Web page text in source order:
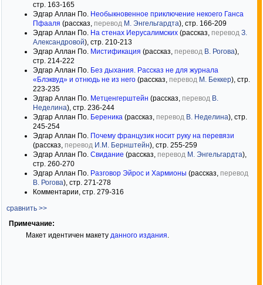
стр. 163-165
Эдгар Аллан По. Необыкновенное приключение некоего Ганса
Пфааля (рассказ, перевод М. Энгельгардта), стр. 166-209
Эдгар Аллан По. На стенах Иерусалимских (рассказ, перевод З.
Александровой), стр. 210-213
Эдгар Аллан По. Мистификация (рассказ, перевод В. Рогова),
стр. 214-222
Эдгар Аллан По. Без дыхания. Рассказ не для журнала
«Блэквуд» и отнюдь не из него (рассказ, перевод М. Беккер), стр.
223-235
Эдгар Аллан По. Метценгерштейн (рассказ, перевод В.
Неделина), стр. 236-244
Эдгар Аллан По. Береника (рассказ, перевод В. Неделина), стр.
245-254
Эдгар Аллан По. Почему французик носит руку на перевязи
(рассказ, перевод И.М. Бернштейн), стр. 255-259
Эдгар Аллан По. Свидание (рассказ, перевод М. Энгельгардта),
стр. 260-270
Эдгар Аллан По. Разговор Эйрос и Хармионы (рассказ, перевод
В. Рогова), стр. 271-278
Комментарии, стр. 279-316
сравнить >>
Примечание:
Макет идентичен макету данного издания.